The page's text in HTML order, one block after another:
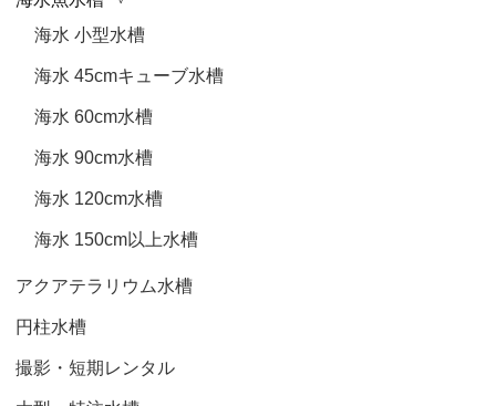
海水 小型水槽
海水 45cmキューブ水槽
海水 60cm水槽
海水 90cm水槽
海水 120cm水槽
海水 150cm以上水槽
アクアテラリウム水槽
円柱水槽
撮影・短期レンタル